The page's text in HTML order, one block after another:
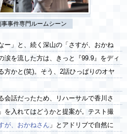
事件専門ルームシーン
ー」と、続く深山の「さすが、おかね
涙を流した方は、きっと『99.9』をディ
方かと(笑)。そう、2話ひっぱりのオヤ
会話だったため、リハーサルで香川さ
」を入れてはどうかと提案が。テスト撮
が、おかねさん 」とアドリブで自然に